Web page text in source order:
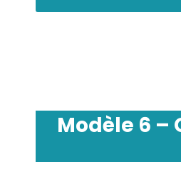
Modèle 6 –